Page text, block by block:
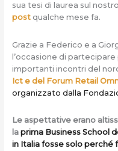
sua tesi di laurea sul
post qualche mese fa.
Grazie a Federico e a
l’occasione di
importanti incontri del
Ict e del Forum Retail
organizzato dalla
Le aspettative erano
la prima Business School
in Italia fosse solo perché